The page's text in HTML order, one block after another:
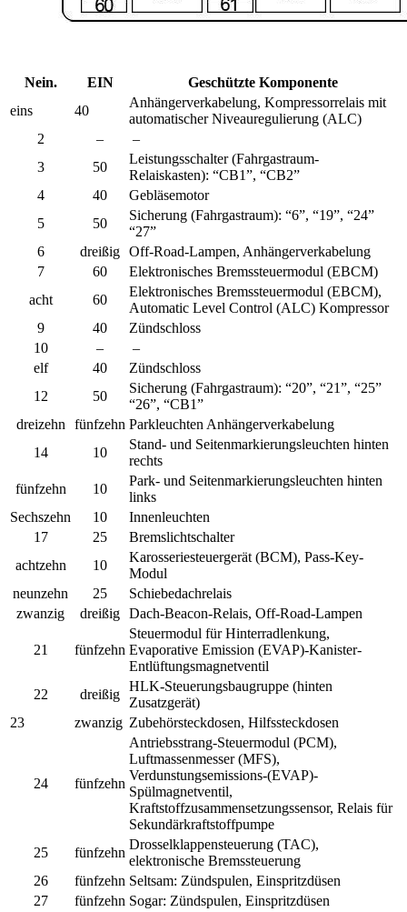
Nein. EIN
Geschützte Komponente
eins
40
Anhängerverkabelung, Kompressorrelais mit
automatischer Niveauregulierung (ALC)
2
–
–
3
50
Leistungsschalter (Fahrgastraum-
Relaiskasten): “CB1”, “CB2”
4
40
Gebläsemotor
5
50
Sicherung (Fahrgastraum): “6”, “19”, “24”
“27”
6
dreißig Off-Road-Lampen, Anhängerverkabelung
7
60
Elektronisches Bremssteuermodul (EBCM)
acht
60
Elektronisches Bremssteuermodul (EBCM),
Automatic Level Control (ALC) Kompressor
9
40
Zündschloss
10
–
–
elf
40
Zündschloss
12
50
Sicherung (Fahrgastraum): “20”, “21”, “25”
“26”, “CB1”
dreizehn
fünfzehn Parkleuchten Anhängerverkabelung
14
10
Stand- und Seitenmarkierungsleuchten hinten
rechts
fünfzehn
10
Park- und Seitenmarkierungsleuchten hinten
links
Sechszehn
10
Innenleuchten
17
25
Bremslichtschalter
achtzehn
10
Karosseriesteuergerät (BCM), Pass-Key-
Modul
neunzehn
25
Schiebedachrelais
zwanzig
dreißig Dach-Beacon-Relais, Off-Road-Lampen
21 fünfzehn
Steuermodul für Hinterradlenkung,
Evaporative Emission (EVAP)-Kanister-
Entlüftungsmagnetventil
22
dreißig
HLK-Steuerungsbaugruppe (hinten
Zusatzgerät)
23
zwanzig Zubehörsteckdosen, Hilfssteckdosen
24 fünfzehn
Antriebsstrang-Steuermodul (PCM),
Luftmassenmesser (MFS),
Verdunstungsemissions-(EVAP)-
Spülmagnetventil,
Kraftstoffzusammensetzungssensor, Relais für
Sekundärkraftstoffpumpe
25
fünfzehn
Drosselklappensteuerung (TAC),
elektronische Bremssteuerung
26
fünfzehn Seltsam: Zündspulen, Einspritzdüsen
27
fünfzehn Sogar: Zündspulen, Einspritzdüsen